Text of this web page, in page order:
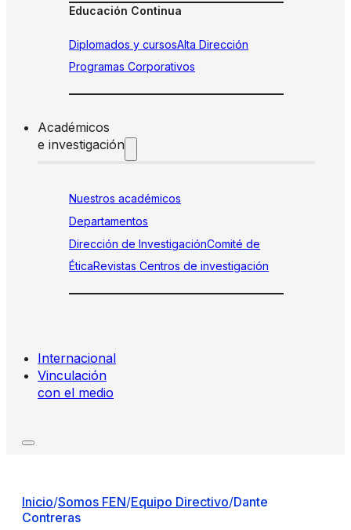
Educación Continua
Diplomados y cursosAlta Dirección
Programas Corporativos
Académicos
e investigación
Nuestros académicos
Departamentos
Dirección de InvestigaciónComité de
ÉticaRevistas Centros de investigación
Internacional
Vinculación
con el medio
Inicio/Somos FEN/Equipo Directivo/Dante
Contreras